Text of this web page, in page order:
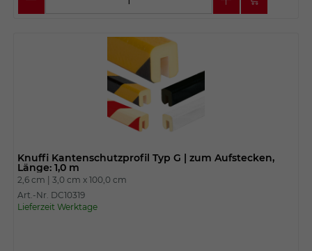
Knuffi Kantenschutzprofil Typ G | zum Aufstecken,
Länge: 1,0 m
2,6 cm | 3,0 cm x 100,0 cm
Art.-Nr. DC10319
Lieferzeit Werktage